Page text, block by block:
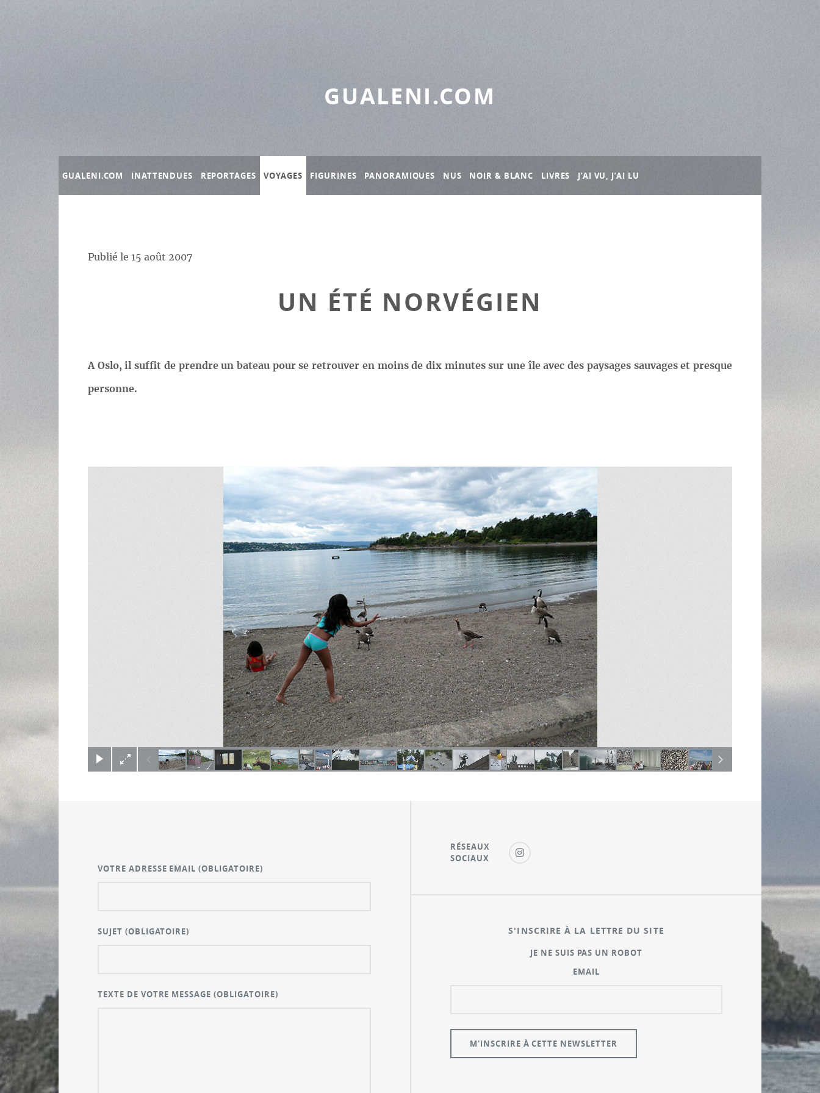
GUALENI.COM
GUALENI.COM INATTENDUES REPORTAGES VOYAGES FIGURINES PANORAMIQUES NUS NOIR & BLANC LIVRES J’AI VU, J’AI LU
Publié le 15 août 2007
UN ÉTÉ NORVÉGIEN
A Oslo, il suffit de prendre un bateau pour se retrouver en moins de dix minutes sur une île avec des paysages sauvages et presque
personne.
(c) Didier Gualeni
VOTRE ADRESSE EMAIL(OBLIGATOIRE)
SUJET (OBLIGATOIRE)
TEXTE DE VOTRE MESSAGE(OBLIGATOIRE)
RÉSEAUX
SOCIAUX
S'INSCRIRE À LA LETTRE DU SITE
JE NE SUIS PAS UN ROBOT
EMAIL